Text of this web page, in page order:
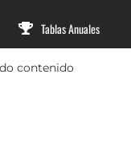
Tablas Anuales
contenido